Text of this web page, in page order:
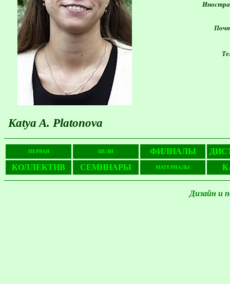
Katya A. Platonova
ПЕРВАЯ ЦЕЛИ ФИЛИАЛЫ
КОЛЛЕКТИВ
СЕМИНАРЫ МАТЕРИАЛЫ
Дизайн и